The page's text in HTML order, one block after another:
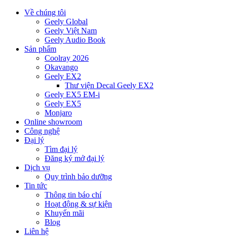
Về chúng tôi
Geely Global
Geely Việt Nam
Geely Audio Book
Sản phẩm
Coolray 2026
Okavango
Geely EX2
Thư viện Decal Geely EX2
Geely EX5 EM-i
Geely EX5
Monjaro
Online showroom
Công nghệ
Đại lý
Tìm đại lý
Đăng ký mở đại lý
Dịch vụ
Quy trình bảo dưỡng
Tin tức
Thông tin báo chí
Hoạt động & sự kiện
Khuyến mãi
Blog
Liên hệ